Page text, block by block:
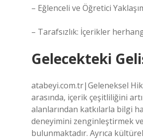
– Eğlenceli ve Öğretici
– Tarafsızlık: İçerikler
Gelecekteki
atabeyi.com.tr|Geleneksel
arasında, içerik çeşitliliğini
alanlarından katkılarla bilgi
deneyimini zenginleştirmek
bulunmaktadır. Ayrıca